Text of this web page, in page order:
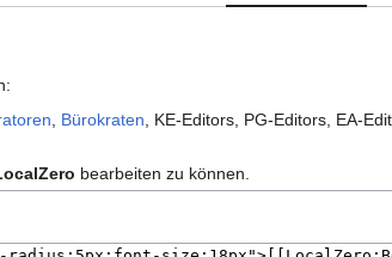
Bürokraten , KE-Editors, PG-Editors, EA-
bearbeiten zu können.